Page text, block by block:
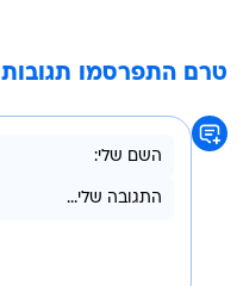
טרם התפרסמו תגובות